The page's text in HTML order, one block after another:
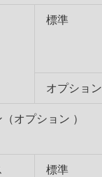
標準
オプション
オプション ）
標準